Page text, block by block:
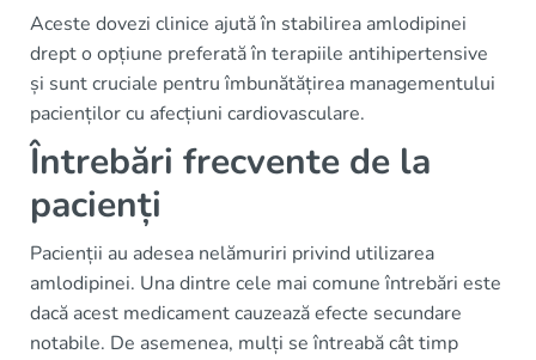
Aceste dovezi clinice ajută în stabilirea amlodipinei
drept o opțiune preferată în terapiile antihipertensive
și sunt cruciale pentru îmbunătățirea managementului
pacienților cu afecțiuni cardiovasculare.
Întrebări frecvente de la
pacienți
Pacienții au adesea nelămuriri privind utilizarea
amlodipinei. Una dintre cele mai comune întrebări este
dacă acest medicament cauzează efecte secundare
notabile. De asemenea, mulți se întreabă cât timp